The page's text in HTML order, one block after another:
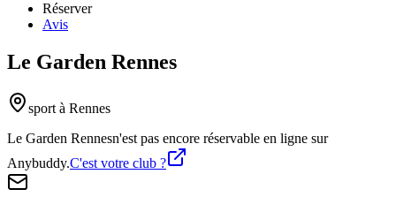
Réserver
Avis
Le Garden Rennes
sport à Rennes
Le Garden Rennesn'est pas encore réservable en ligne sur
Anybuddy.C'est votre club ?